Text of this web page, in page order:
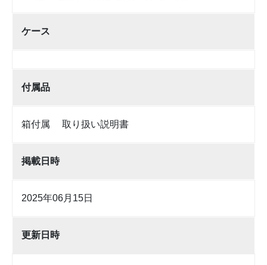
ケース
付属品
箱付属 取り扱い説明書
掲載日時
2025年06月15日
更新日時